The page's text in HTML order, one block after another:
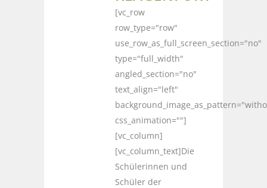
[vc_row
row_type="row"
use_row_as_full_screen_section="no"
type="full_width"
angled_section="no"
text_align="left"
css_animation=""]
[vc_column]
[vc_column_text]Die
Schülerinnen und
Schüler der